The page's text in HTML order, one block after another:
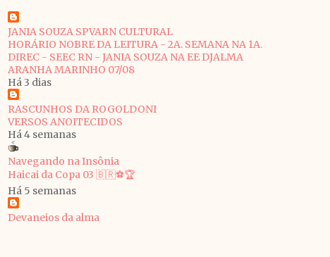
JANIA SOUZA SPVARN CULTURAL
HORÁRIO NOBRE DA LEITURA - 2A. SEMANA NA 1A.
DIREC - SEEC RN - JANIA SOUZA NA EE DJALMA
ARANHA MARINHO 07/08
Há 3 dias
RASCUNHOS DA ROGOLDONI
VERSOS ANOITECIDOS
Há 4 semanas
Navegando na Insônia
Haicai da Copa 03 🇧🇷⚽🏆
Há 5 semanas
Devaneios da alma